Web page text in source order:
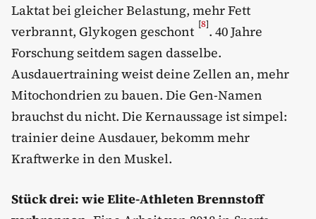
Laktat bei gleicher Belastung, mehr Fett
verbrannt, Glykogen geschont [8]. 40 Jahre
Forschung seitdem sagen dasselbe.
Ausdauertraining weist deine Zellen an, mehr
Mitochondrien zu bauen. Die Gen-Namen
brauchst du nicht. Die Kernaussage ist simpel:
trainier deine Ausdauer, bekomm mehr
Kraftwerke in den Muskel.
Stück drei: wie Elite-Athleten Brennstoff